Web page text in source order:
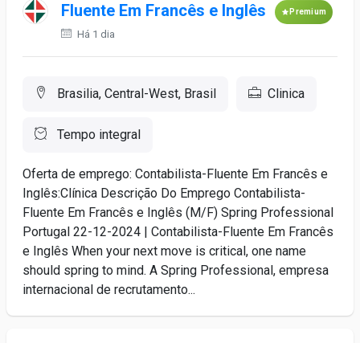
Fluente Em Francês e Inglês
Premium
Há 1 dia
Brasilia, Central-West, Brasil Clinica
Tempo integral
Oferta de emprego: Contabilista-Fluente Em Francês e
Inglês:Clínica Descrição Do Emprego Contabilista-
Fluente Em Francês e Inglês (M/F) Spring Professional
Portugal 22-12-2024 | Contabilista-Fluente Em Francês
e Inglês When your next move is critical, one name
should spring to mind. A Spring Professional, empresa
internacional de recrutamento...